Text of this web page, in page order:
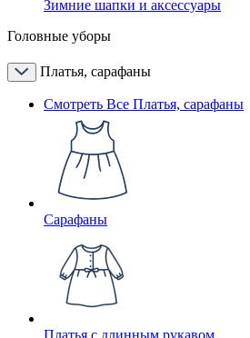
Зимние шапки и аксессуары
Головные уборы
Платья, сарафаны
Смотреть Все Платья, сарафаны
Сарафаны
Платья с длинным рукавом